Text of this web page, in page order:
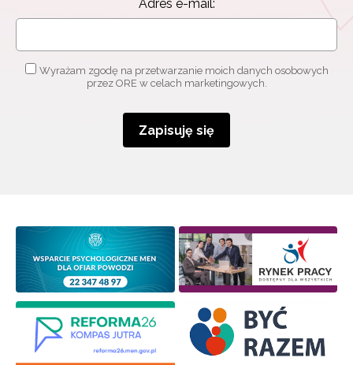
Adres e-mail:
Wyrażam zgodę na przetwarzanie moich danych osobowych
przez ORE w celach marketingowych.
Zapisuję się